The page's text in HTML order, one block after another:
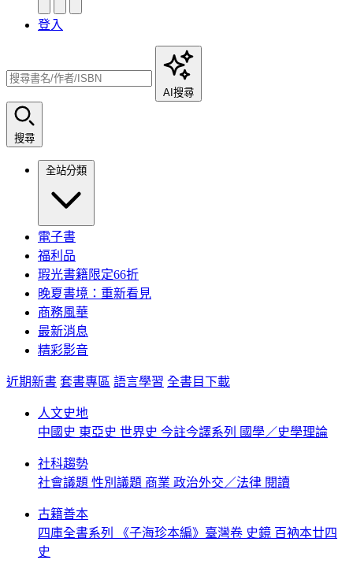
登入
AI搜尋
搜尋
全站分類
電子書
福利品
瑕光書籍限定66折
晚夏書境：重新看見
商務風華
最新消息
精彩影音
近期新書 套書專區 語言學習 全書目下載
人文史地
中國史 東亞史 世界史 今註今譯系列 國學／史學理論
社科趨勢
社會議題 性別議題 商業 政治外交／法律 閱讀
古籍善本
四庫全書系列
《子海珍本編》臺灣卷 史鏡 百衲本廿四
史